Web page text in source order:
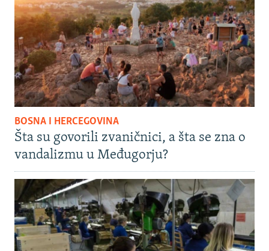
BOSNA I HERCEGOVINA
Šta su govorili zvaničnici, a šta se zna o
vandalizmu u Međugorju?